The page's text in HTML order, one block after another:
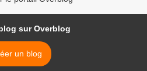
sur Overblog
un blog